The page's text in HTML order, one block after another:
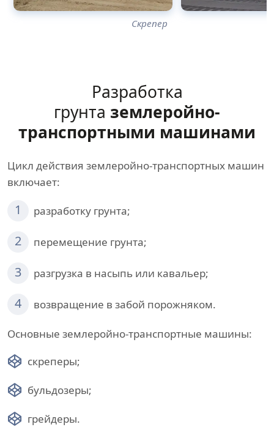
Скрепер
Разработка
грунта землеройно-
транспортными машинами
Цикл действия землеройно-транспортных машин
включает:
1 разработку грунта;
2 перемещение грунта;
3 разгрузка в насыпь или кавальер;
4 возвращение в забой порожняком.
Основные землеройно-транспортные машины:
скреперы;
бульдозеры;
грейдеры.